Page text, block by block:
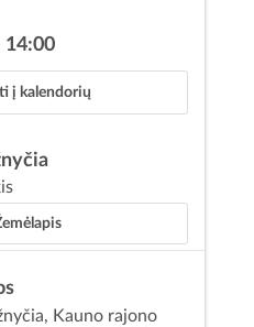
14:00
į kalendorių
Kauno rajono